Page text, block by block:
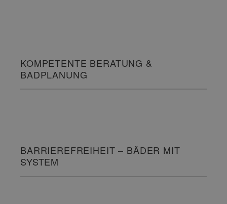
KOMPETENTE BERATUNG &
BADPLANUNG
BARRIEREFREIHEIT – BÄDER MIT
SYSTEM